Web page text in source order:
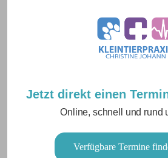
Jetzt direkt einen
Online, schnell und rund
Verfügbare Termine
Website